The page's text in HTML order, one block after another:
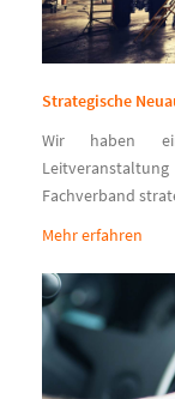
Strategische
Wir haben
Fachverband
Mehr erfahren